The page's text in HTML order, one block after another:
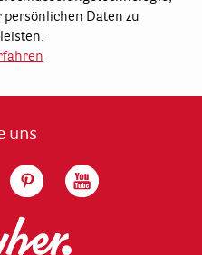
persönlichen Daten zu
uns